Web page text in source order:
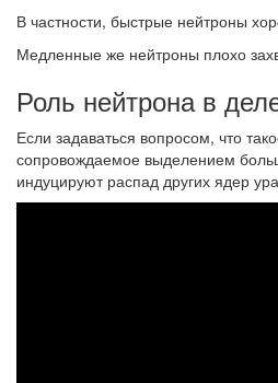
В частности, быстрые нейтроны
Медленные же нейтроны плохо
Роль нейтрона в
Если задаваться вопросом, что
сопровождаемое выделением
индуцируют распад других ядер